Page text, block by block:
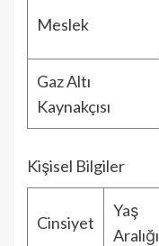
Meslek
Gaz Altı
Kaynakçısı
Kişisel Bilgiler
Cinsiyet
Yaş
Aralığı